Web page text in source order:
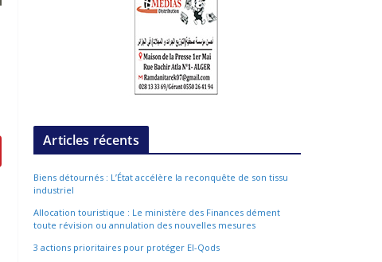
Articles récents
Biens détournés : L’État accélère la reconquête de son tissu
industriel
Allocation touristique : Le ministère des Finances dément
toute révision ou annulation des nouvelles mesures
3 actions prioritaires pour protéger El-Qods